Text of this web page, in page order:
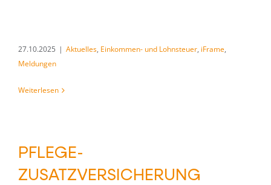
27.10.2025 | Aktuelles, Einkommen- und Lohnsteuer, iFrame,
Meldungen
Weiterlesen
PFLEGE-
ZUSATZVERSICHERUNG